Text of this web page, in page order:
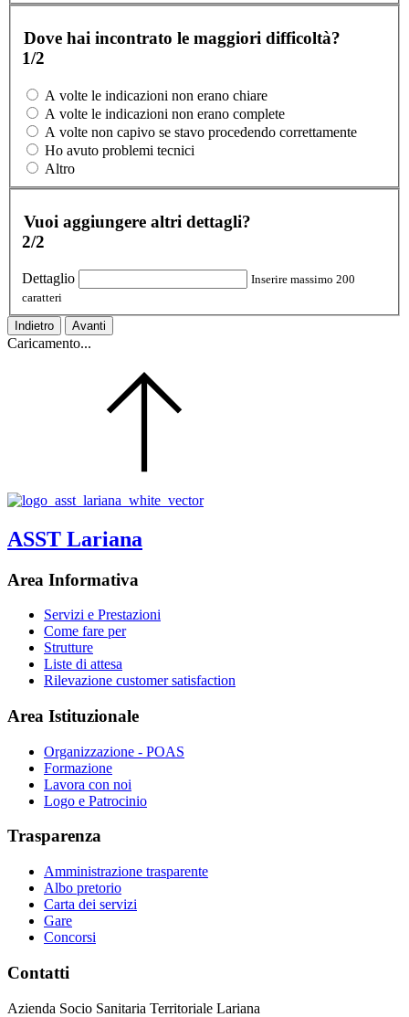
Dove hai incontrato le maggiori difficoltà?
1/2
A volte le indicazioni non erano chiare
A volte le indicazioni non erano complete
A volte non capivo se stavo procedendo correttamente
Ho avuto problemi tecnici
Altro
Vuoi aggiungere altri dettagli?
2/2
Dettaglio
Inserire massimo 200
caratteri
Indietro Avanti
Caricamento...
ASST Lariana
Area Informativa
Servizi e Prestazioni
Come fare per
Strutture
Liste di attesa
Rilevazione customer satisfaction
Area Istituzionale
Organizzazione - POAS
Formazione
Lavora con noi
Logo e Patrocinio
Trasparenza
Amministrazione trasparente
Albo pretorio
Carta dei servizi
Gare
Concorsi
Contatti
Azienda Socio Sanitaria Territoriale Lariana